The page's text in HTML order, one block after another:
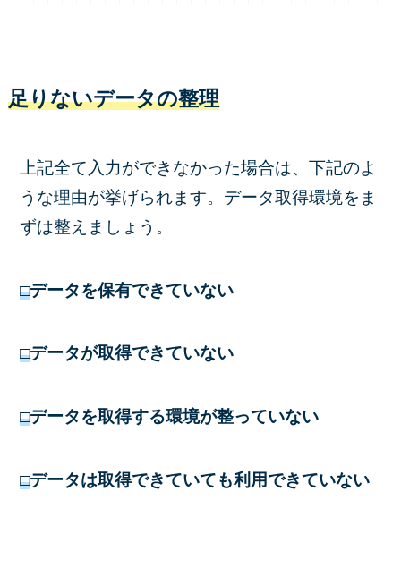
足りないデータの整理
上記全て入力ができなかった場合は、下記のよ
うな理由が挙げられます。データ取得環境をま
ずは整えましょう。
□データを保有できていない
□データが取得できていない
□データを取得する環境が整っていない
□データは取得できていても利用できていない